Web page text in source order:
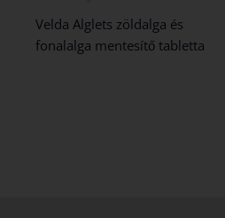
Velda Alglets zöldalga és
fonalalga mentesítő tabletta